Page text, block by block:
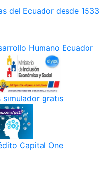
del Ecuador desde 1533
Humano Ecuador
simulador gratis
Capital One